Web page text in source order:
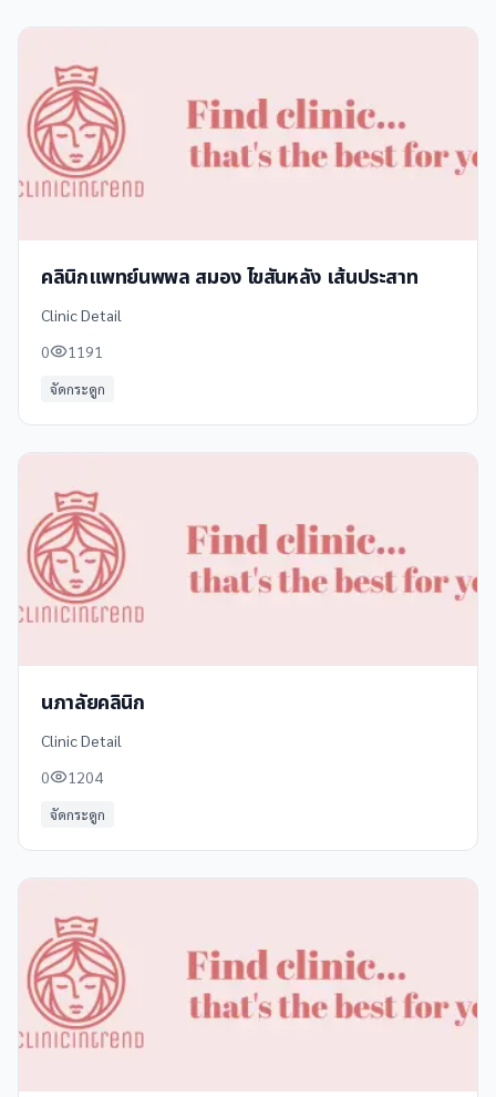
คลินิกแพทย์นพพล สมอง ไขสันหลัง เส้นประสาท
Clinic Detail
0
1191
จัดกระดูก
นภาลัยคลินิก
Clinic Detail
0
1204
จัดกระดูก